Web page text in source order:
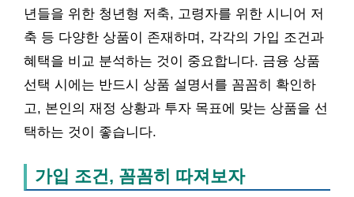
년들을 위한 청년형 저축, 고령자를 위한 시니어 저
축 등 다양한 상품이 존재하며, 각각의 가입 조건과
혜택을 비교 분석하는 것이 중요합니다. 금융 상품
선택 시에는 반드시 상품 설명서를 꼼꼼히 확인하
고, 본인의 재정 상황과 투자 목표에 맞는 상품을 선
택하는 것이 좋습니다.
가입 조건, 꼼꼼히 따져보자